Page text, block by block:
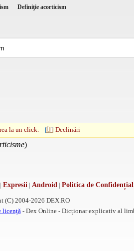
Definiţie acorticism
la un click. Declinări
)
Expresii | Android | Politica de
(C) 2004-2026 DEX.RO
licență - Dex Online - Dicționar explicativ al